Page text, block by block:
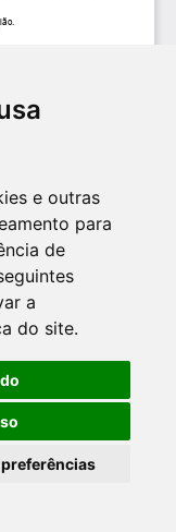
e outras
para
de
a
do site.